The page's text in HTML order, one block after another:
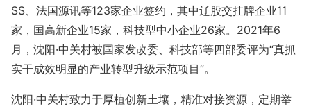
SS、法国源讯等123家企业签约，其中辽股交挂牌企业11
家，国高新企业15家，科技型中小企业26家。2021年6
月，沈阳·中关村被国家发改委、科技部等四部委评为“真抓
实干成效明显的产业转型升级示范项目”。
沈阳·中关村致力于厚植创新土壤，精准对接资源，定期举